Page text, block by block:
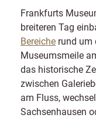
Frankfurts
breiteren Tag
Bereiche rund um
Museumsmeile
das historische
zwischen
am Fluss,
Sachsenhausen